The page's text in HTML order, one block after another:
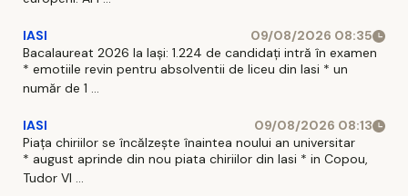
IASI
09/08/2026 08:35
Bacalaureat 2026 la Iași: 1.224 de candidați intră în examen
* emotiile revin pentru absolventii de liceu din Iasi * un
număr de 1 ...
IASI
09/08/2026 08:13
Piața chiriilor se încălzește înaintea noului an universitar
* august aprinde din nou piata chiriilor din Iasi * in Copou,
Tudor Vl ...